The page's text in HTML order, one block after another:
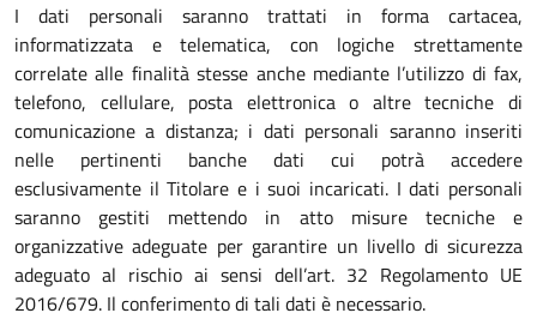
I dati personali saranno trattati in forma cartacea,
informatizzata e telematica, con logiche strettamente
correlate alle finalità stesse anche mediante l’utilizzo di fax,
telefono, cellulare, posta elettronica o altre tecniche di
comunicazione a distanza; i dati personali saranno inseriti
nelle pertinenti banche dati cui potrà accedere
esclusivamente il Titolare e i suoi incaricati. I dati personali
saranno gestiti mettendo in atto misure tecniche e
organizzative adeguate per garantire un livello di sicurezza
adeguato al rischio ai sensi dell’art. 32 Regolamento UE
2016/679. Il conferimento di tali dati è necessario.